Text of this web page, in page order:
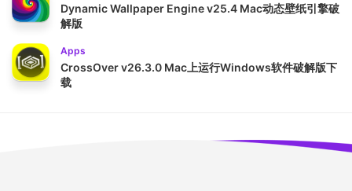
Dynamic Wallpaper Engine v25.4 Mac动态壁纸引擎破
解版
Apps
CrossOver v26.3.0 Mac上运行Windows软件破解版下
载